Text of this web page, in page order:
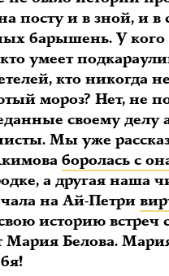
посту и в зной, и
барышень. У кого
умеет
кто никогда
мороз? Нет, не
своему делу
Мы уже
боролась с
а другая наша
на Ай-Петри
историю встреч
Мария Белова.